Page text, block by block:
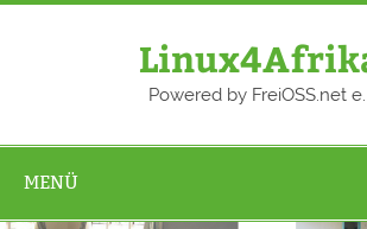
Zum
Powered by FreiOSS.net e.
MENÜ